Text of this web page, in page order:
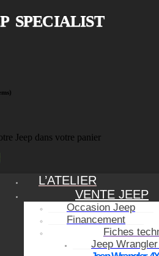
SPECIALIST
Jeep dans votre panier
L’ATELIER
VENTE JEEP
Occasion Jeep
Financement
Fiches
Jeep